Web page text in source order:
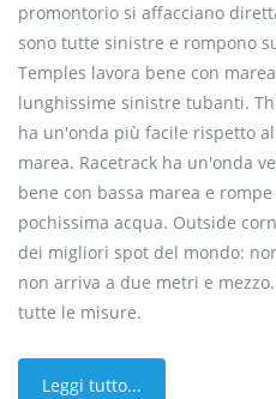
promontorio si affacciano
sono tutte sinistre e rompono
Temples lavora bene con
lunghissime sinistre tubanti.
ha un'onda più facile rispetto
marea. Racetrack ha un'onda
bene con bassa marea e
pochissima acqua. Outside
dei migliori spot del mondo:
non arriva a due metri e
tutte le misure.
Leggi tutto...